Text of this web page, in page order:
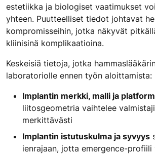
estetiikka ja biologiset vaatimukset
yhteen. Puutteelliset tiedot johtavat
kompromisseihin, jotka näkyvät
kliinisinä komplikaatioina.
Keskeisiä tietoja, jotka
laboratoriolle ennen työn aloittamista:
Implantin merkki, malli ja
liitosgeometria vaihtelee
merkittävästi
Implantin istutuskulma ja syvyys
ienrajaan, jotta emergence-profiili